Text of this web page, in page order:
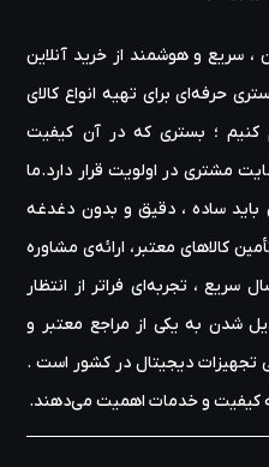
، سریع و هوشمند از خرید آنلاین
حرفه‌ای برای تهیه‌ انواع کالای
کنیم ؛ بستری که در آن کیفیت
مشتری در اولویت قرار دارد.ما
باید ساده ، دقیق و بدون دغدغه
کالاهای معتبر، ارائه‌ی مشاوره‌
، تجربه‌ای فراتر از انتظار
شدن به یکی از مراجع معتبر و
تجهیزات دیجیتال در کشور است .
کیفیت و خدمات اهمیت می‌دهند.